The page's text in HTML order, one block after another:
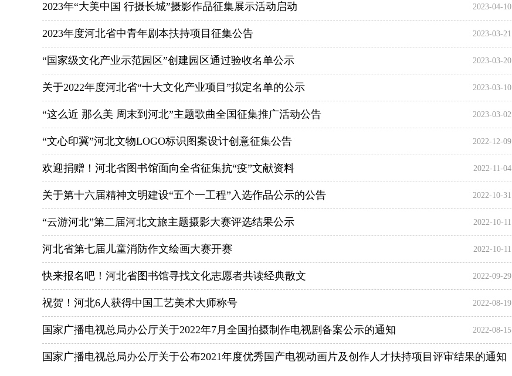
2023年“大美中国 行摄长城”摄影作品征集展示活动启动 2023-04-10
2023年度河北省中青年剧本扶持项目征集公告 2023-03-21
“国家级文化产业示范园区”创建园区通过验收名单公示 2023-03-20
关于2022年度河北省“十大文化产业项目”拟定名单的公示 2023-03-10
“这么近 那么美 周末到河北”主题歌曲全国征集推广活动公告 2023-03-02
“文心印冀”河北文物LOGO标识图案设计创意征集公告 2022-12-09
欢迎捐赠！河北省图书馆面向全省征集抗“疫”文献资料 2022-11-04
关于第十六届精神文明建设“五个一工程”入选作品公示的公告 2022-10-31
“云游河北”第二届河北文旅主题摄影大赛评选结果公示 2022-10-11
河北省第七届儿童消防作文绘画大赛开赛 2022-10-11
快来报名吧！河北省图书馆寻找文化志愿者共读经典散文 2022-09-29
祝贺！河北6人获得中国工艺美术大师称号 2022-08-19
国家广播电视总局办公厅关于2022年7月全国拍摄制作电视剧备案公示的通知 2022-08-15
国家广播电视总局办公厅关于公布2021年度优秀国产电视动画片及创作人才扶持项目评审结果的通知